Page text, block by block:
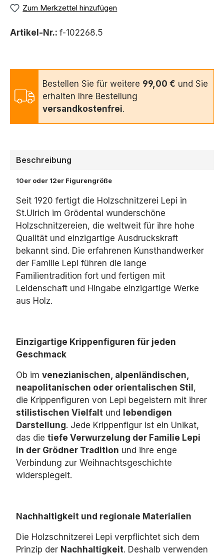
Zum Merkzettel hinzufügen
Artikel-Nr.: f-102268.5
Bestellen Sie für weitere 99,00 € und Sie
erhalten Ihre Bestellung
versandkostenfrei.
Beschreibung
10er oder 12er Figurengröße
Seit 1920 fertigt die Holzschnitzerei Lepi in
St.Ulrich im Grödental wunderschöne
Holzschnitzereien, die weltweit für ihre hohe
Qualität und einzigartige Ausdruckskraft
bekannt sind. Die erfahrenen Kunsthandwerker
der Familie Lepi führen die lange
Familientradition fort und fertigen mit
Leidenschaft und Hingabe einzigartige Werke
aus Holz.
Einzigartige Krippenfiguren für jeden
Geschmack
Ob im venezianischen, alpenländischen,
neapolitanischen oder orientalischen Stil,
die Krippenfiguren von Lepi begeistern mit ihrer
stilistischen Vielfalt und lebendigen
Darstellung. Jede Krippenfigur ist ein Unikat,
das die tiefe Verwurzelung der Familie Lepi
in der Grödner Tradition und ihre enge
Verbindung zur Weihnachtsgeschichte
widerspiegelt.
Nachhaltigkeit und regionale Materialien
Die Holzschnitzerei Lepi verpflichtet sich dem
Prinzip der Nachhaltigkeit. Deshalb verwenden